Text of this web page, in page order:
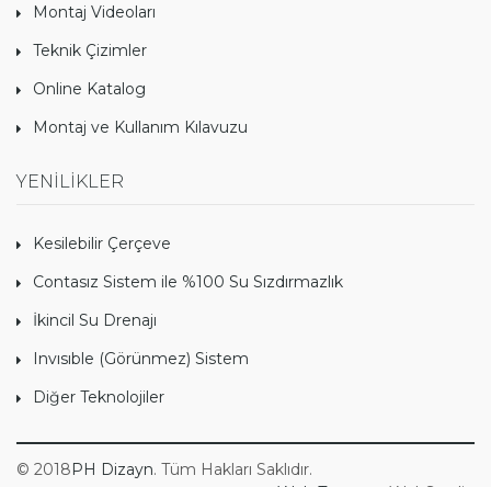
Montaj Videoları
Teknik Çizimler
Online Katalog
Montaj ve Kullanım Kılavuzu
YENİLİKLER
Kesilebilir Çerçeve
Contasız Sistem ile %100 Su Sızdırmazlık
İkincil Su Drenajı
Invısıble (Görünmez) Sistem
Diğer Teknolojiler
© 2018PH Dizayn. Tüm Hakları Saklıdır.